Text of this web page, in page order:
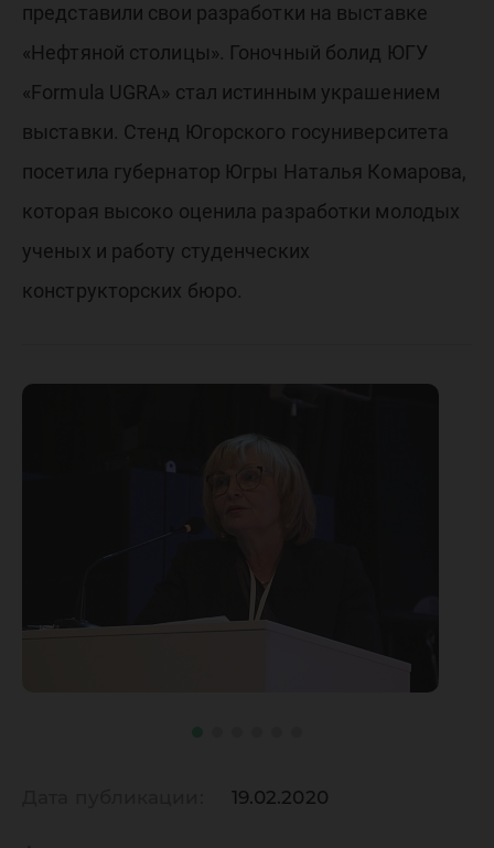
представили свои разработки на выставке
«Нефтяной столицы». Гоночный болид ЮГУ
«Formula UGRA» стал истинным украшением
выставки. Стенд Югорского госуниверситета
посетила губернатор Югры Наталья Комарова,
которая высоко оценила разработки молодых
ученых и работу студенческих
конструкторских бюро.
19.02.2020